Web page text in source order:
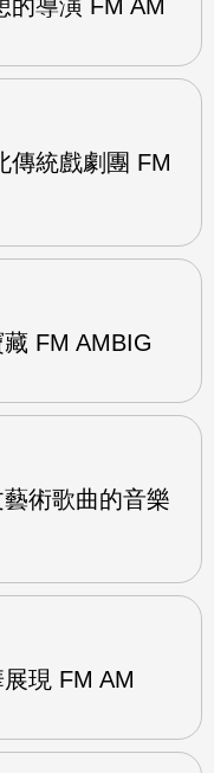
的導演 FM AM
傳統戲劇團 FM
FM AMBIG
術歌曲的音樂
現 FM AM